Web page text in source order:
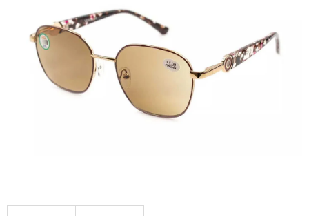
hvězdiček.